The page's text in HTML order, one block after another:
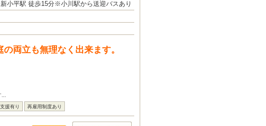
小平駅 徒歩15分※小川駅から送迎バスあり
両立も無理なく出来ます。
援有り 再雇用制度あり